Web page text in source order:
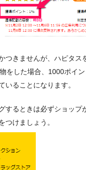
つきませんが、ハピタス
をした場合、1000ポイ
いることになります。
するときは必ずショップ
つけましょう。